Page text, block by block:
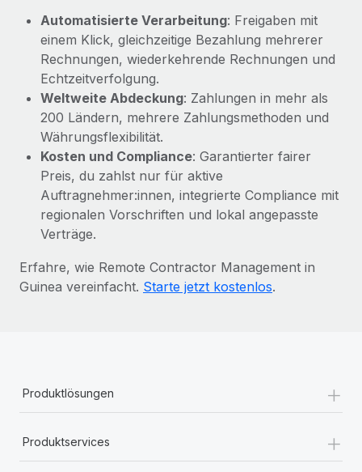
Automatisierte Verarbeitung: Freigaben mit
einem Klick, gleichzeitige Bezahlung mehrerer
Rechnungen, wiederkehrende Rechnungen und
Echtzeitverfolgung.
Weltweite Abdeckung: Zahlungen in mehr als
200 Ländern, mehrere Zahlungsmethoden und
Währungsflexibilität.
Kosten und Compliance: Garantierter fairer
Preis, du zahlst nur für aktive
Auftragnehmer:innen, integrierte Compliance mit
regionalen Vorschriften und lokal angepasste
Verträge.
Erfahre, wie Remote Contractor Management in
Guinea vereinfacht. Starte jetzt kostenlos.
Produktlösungen +
Produktservices +